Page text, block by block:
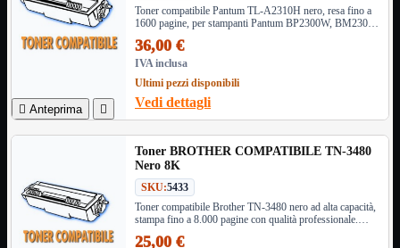
InformaticaMostra tutti i prodotti
Accessori 
Adattatore
Alimentatori
Assemblaggio
Audio
Bay
Box Esterni
Cabinet
Cavi
Contenitori 
 Anteprima 
Toner compatibile Pantum TL-A2310H nero, resa fino a
1600 pagine, per stampanti Pantum BP2300W, BM2300
36,00 €
IVA inclusa
Ultimi pezzi disponibili
Vedi dettagli
Toner BROTHER COMPATIBILE TN-3480
Nero 8K
SKU:5433
Toner compatibile Brother TN-3480 nero ad alta capacità,
stampa fino a 8.000 pagine con qualità professionale.
25,00 €